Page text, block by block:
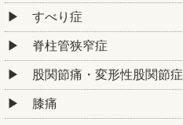
すべり症
脊柱管狭窄症
股関節痛・変形性股関節症
膝痛